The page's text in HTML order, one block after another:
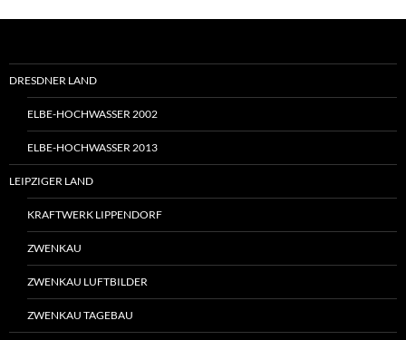
DRESDNER LAND
ELBE-HOCHWASSER 2002
ELBE-HOCHWASSER 2013
LEIPZIGER LAND
KRAFTWERK LIPPENDORF
ZWENKAU
ZWENKAU LUFTBILDER
ZWENKAU TAGEBAU